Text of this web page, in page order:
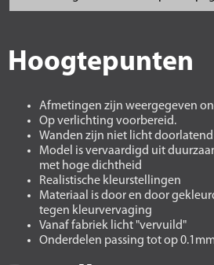
Hoogtepunten
Afmetingen zijn weergegeven
Op verlichting voorbereid.
Wanden zijn niet licht doorlatend
Model is vervaardigd uit
met hoge dichtheid
Realistische kleurstellingen
Materiaal is door en door
tegen kleurvervaging
Vanaf fabriek licht "vervuild"
Onderdelen passing tot op